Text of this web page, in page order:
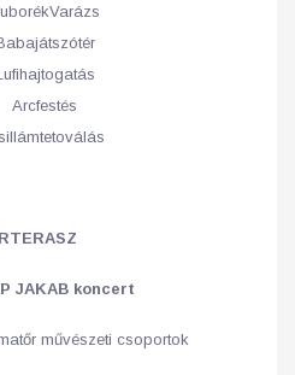
Arcfestés
JAKAB koncert
művészeti csoportok